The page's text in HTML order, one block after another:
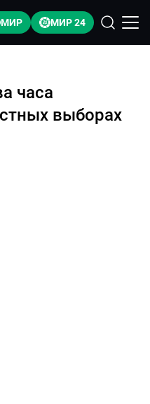
МИР МИР 24
часа
выборах